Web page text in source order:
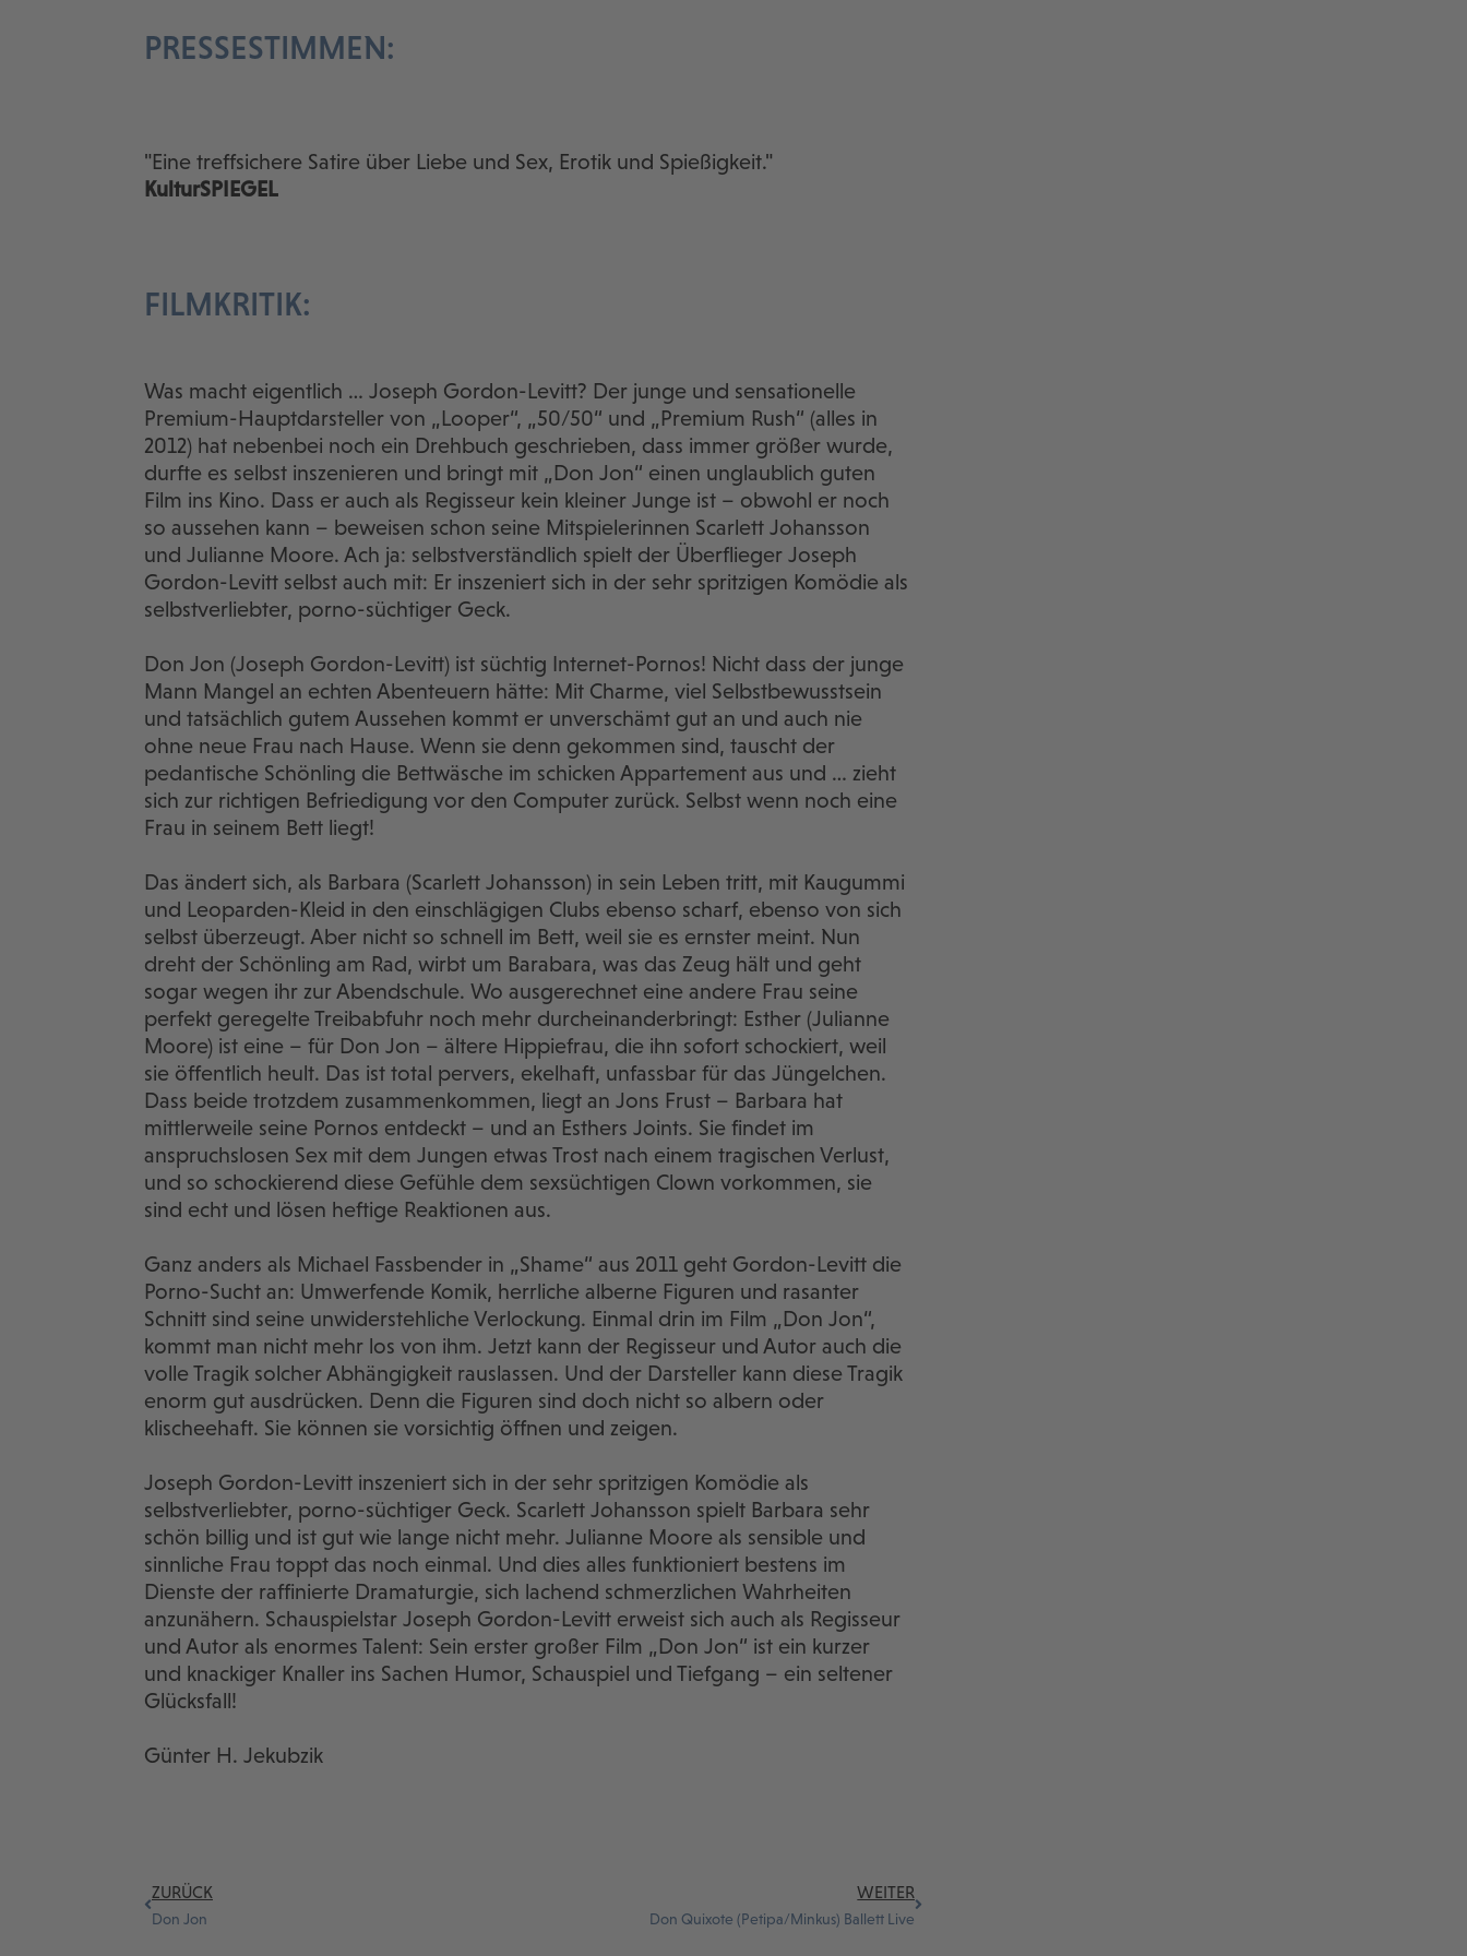
PRESSESTIMMEN:
"Eine treffsichere Satire über Liebe und Sex, Erotik und Spießigkeit."
KulturSPIEGEL
FILMKRITIK:
Was macht eigentlich … Joseph Gordon-Levitt? Der junge und sensationelle
Premium-Hauptdarsteller von „Looper“, „50/50“ und „Premium Rush“ (alles in
2012) hat nebenbei noch ein Drehbuch geschrieben, dass immer größer wurde,
durfte es selbst inszenieren und bringt mit „Don Jon“ einen unglaublich guten
Film ins Kino. Dass er auch als Regisseur kein kleiner Junge ist – obwohl er noch
so aussehen kann – beweisen schon seine Mitspielerinnen Scarlett Johansson
und Julianne Moore. Ach ja: selbstverständlich spielt der Überflieger Joseph
Gordon-Levitt selbst auch mit: Er inszeniert sich in der sehr spritzigen Komödie als
selbstverliebter, porno-süchtiger Geck.
Don Jon (Joseph Gordon-Levitt) ist süchtig Internet-Pornos! Nicht dass der junge
Mann Mangel an echten Abenteuern hätte: Mit Charme, viel Selbstbewusstsein
und tatsächlich gutem Aussehen kommt er unverschämt gut an und auch nie
ohne neue Frau nach Hause. Wenn sie denn gekommen sind, tauscht der
pedantische Schönling die Bettwäsche im schicken Appartement aus und … zieht
sich zur richtigen Befriedigung vor den Computer zurück. Selbst wenn noch eine
Frau in seinem Bett liegt!
Das ändert sich, als Barbara (Scarlett Johansson) in sein Leben tritt, mit Kaugummi
und Leoparden-Kleid in den einschlägigen Clubs ebenso scharf, ebenso von sich
selbst überzeugt. Aber nicht so schnell im Bett, weil sie es ernster meint. Nun
dreht der Schönling am Rad, wirbt um Barabara, was das Zeug hält und geht
sogar wegen ihr zur Abendschule. Wo ausgerechnet eine andere Frau seine
perfekt geregelte Treibabfuhr noch mehr durcheinanderbringt: Esther (Julianne
Moore) ist eine – für Don Jon – ältere Hippiefrau, die ihn sofort schockiert, weil
sie öffentlich heult. Das ist total pervers, ekelhaft, unfassbar für das Jüngelchen.
Dass beide trotzdem zusammenkommen, liegt an Jons Frust – Barbara hat
mittlerweile seine Pornos entdeckt – und an Esthers Joints. Sie findet im
anspruchslosen Sex mit dem Jungen etwas Trost nach einem tragischen Verlust,
und so schockierend diese Gefühle dem sexsüchtigen Clown vorkommen, sie
sind echt und lösen heftige Reaktionen aus.
Ganz anders als Michael Fassbender in „Shame“ aus 2011 geht Gordon-Levitt die
Porno-Sucht an: Umwerfende Komik, herrliche alberne Figuren und rasanter
Schnitt sind seine unwiderstehliche Verlockung. Einmal drin im Film „Don Jon“,
kommt man nicht mehr los von ihm. Jetzt kann der Regisseur und Autor auch die
volle Tragik solcher Abhängigkeit rauslassen. Und der Darsteller kann diese Tragik
enorm gut ausdrücken. Denn die Figuren sind doch nicht so albern oder
klischeehaft. Sie können sie vorsichtig öffnen und zeigen.
Joseph Gordon-Levitt inszeniert sich in der sehr spritzigen Komödie als
selbstverliebter, porno-süchtiger Geck. Scarlett Johansson spielt Barbara sehr
schön billig und ist gut wie lange nicht mehr. Julianne Moore als sensible und
sinnliche Frau toppt das noch einmal. Und dies alles funktioniert bestens im
Dienste der raffinierte Dramaturgie, sich lachend schmerzlichen Wahrheiten
anzunähern. Schauspielstar Joseph Gordon-Levitt erweist sich auch als Regisseur
und Autor als enormes Talent: Sein erster großer Film „Don Jon“ ist ein kurzer
und knackiger Knaller ins Sachen Humor, Schauspiel und Tiefgang – ein seltener
Glücksfall!
Günter H. Jekubzik
ZURÜCK
Don Jon
WEITER
Don Quixote (Petipa/Minkus) Ballett Live